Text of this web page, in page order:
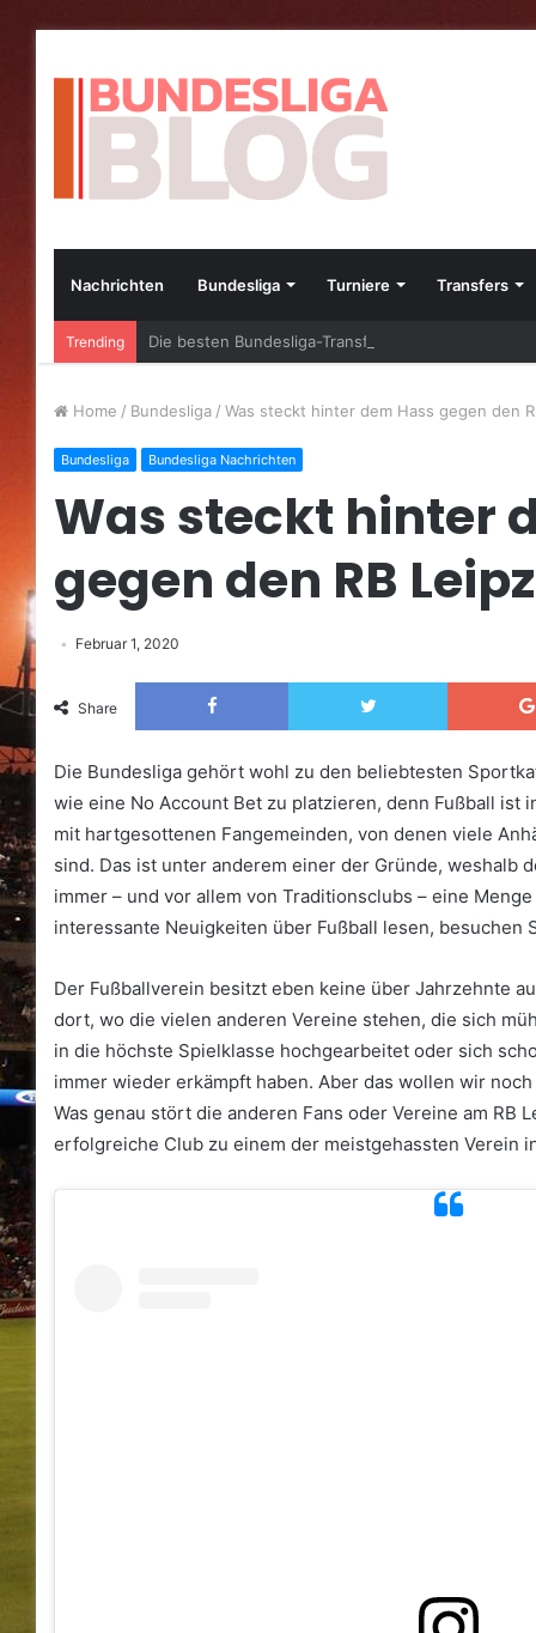
Nachrichten Bundesliga Turniere Transfers
Trending Die besten Bundesliga-Transfers im Jahr 2023
Home / Bundesliga / Was steckt hinter dem Hass gegen den
Bundesliga Bundesliga Nachrichten
Was steckt hinter
gegen den RB
Februar 1, 2020
Share
Facebook Twitter
Die Bundesliga gehört wohl zu den beliebtesten
wie eine No Account Bet zu platzieren, denn Fußball
mit hartgesottenen Fangemeinden, von denen viele
sind. Das ist unter anderem einer der Gründe, weshalb
immer – und vor allem von Traditionsclubs – eine
interessante Neuigkeiten über Fußball lesen, besuchen
Der Fußballverein besitzt eben keine über Jahrzehnte
dort, wo die vielen anderen Vereine stehen, die sich
in die höchste Spielklasse hochgearbeitet oder sich
immer wieder erkämpft haben. Aber das wollen wir
Was genau stört die anderen Fans oder Vereine am RB
erfolgreiche Club zu einem der meistgehassten Verein